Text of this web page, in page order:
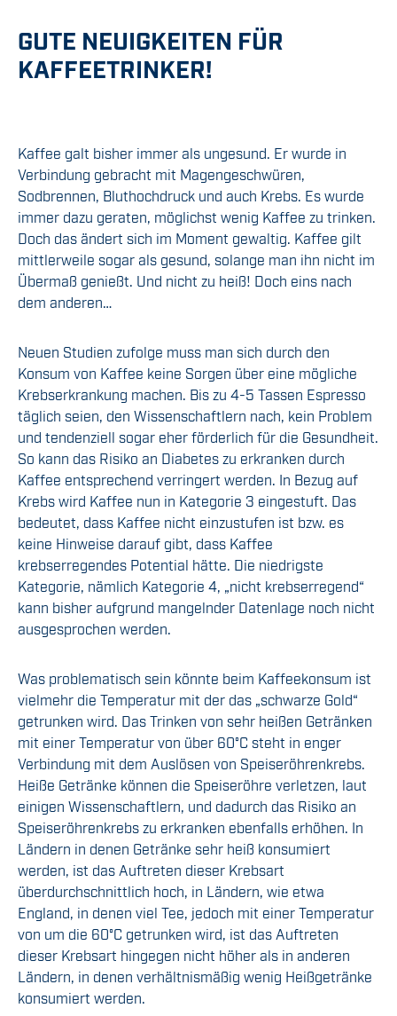
GUTE NEUIGKEITEN FÜR
KAFFEETRINKER!
Kaffee galt bisher immer als ungesund. Er wurde in
Verbindung gebracht mit Magengeschwüren,
Sodbrennen, Bluthochdruck und auch Krebs. Es wurde
immer dazu geraten, möglichst wenig Kaffee zu trinken.
Doch das ändert sich im Moment gewaltig. Kaffee gilt
mittlerweile sogar als gesund, solange man ihn nicht im
Übermaß genießt. Und nicht zu heiß! Doch eins nach
dem anderen…
Neuen Studien zufolge muss man sich durch den
Konsum von Kaffee keine Sorgen über eine mögliche
Krebserkrankung machen. Bis zu 4-5 Tassen Espresso
täglich seien, den Wissenschaftlern nach, kein Problem
und tendenziell sogar eher förderlich für die Gesundheit.
So kann das Risiko an Diabetes zu erkranken durch
Kaffee entsprechend verringert werden. In Bezug auf
Krebs wird Kaffee nun in Kategorie 3 eingestuft. Das
bedeutet, dass Kaffee nicht einzustufen ist bzw. es
keine Hinweise darauf gibt, dass Kaffee
krebserregendes Potential hätte. Die niedrigste
Kategorie, nämlich Kategorie 4, „nicht krebserregend“
kann bisher aufgrund mangelnder Datenlage noch nicht
ausgesprochen werden.
Was problematisch sein könnte beim Kaffeekonsum ist
vielmehr die Temperatur mit der das „schwarze Gold“
getrunken wird. Das Trinken von sehr heißen Getränken
mit einer Temperatur von über 60°C steht in enger
Verbindung mit dem Auslösen von Speiseröhrenkrebs.
Heiße Getränke können die Speiseröhre verletzen, laut
einigen Wissenschaftlern, und dadurch das Risiko an
Speiseröhrenkrebs zu erkranken ebenfalls erhöhen. In
Ländern in denen Getränke sehr heiß konsumiert
werden, ist das Auftreten dieser Krebsart
überdurchschnittlich hoch, in Ländern, wie etwa
England, in denen viel Tee, jedoch mit einer Temperatur
von um die 60°C getrunken wird, ist das Auftreten
dieser Krebsart hingegen nicht höher als in anderen
Ländern, in denen verhältnismäßig wenig Heißgetränke
konsumiert werden.